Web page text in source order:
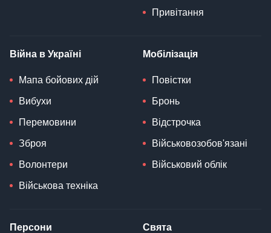
Привітання
Війна в Україні
Мапа бойових дій
Вибухи
Перемовини
Зброя
Волонтери
Військова техніка
Мобілізація
Повістки
Бронь
Відстрочка
Військовозобов'язані
Військовий облік
Персони Свята